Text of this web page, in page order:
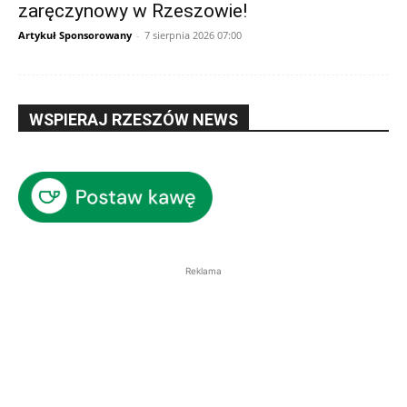
zaręczynowy w Rzeszowie!
Artykuł Sponsorowany - 7 sierpnia 2026 07:00
WSPIERAJ RZESZÓW NEWS
Reklama